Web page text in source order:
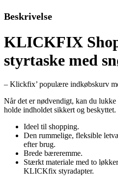
Beskrivelse
KLICKFIX
styrtaske med
– Klickfix’ populære indkøbskurv
Når det er nødvendigt, kan du
holde indholdet sikkert og beskyttet.
Ideel til shopping.
Den rummelige, fleksible
efter brug.
Brede bæreremme.
Stærkt materiale med to
KLICKfix styradapter.